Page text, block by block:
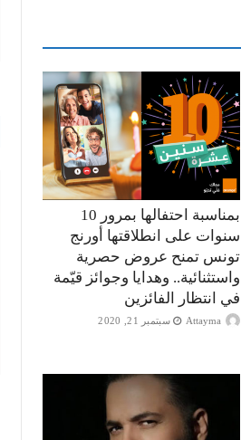
بمناسبة احتفالها بمرور 10
سنوات على انطلاقتها أورنج
تونس تمنح عروض حصرية
واستثنائية.. وهدايا وجوائز قيّمة
في انتظار الفائزين
Attayma سبتمبر 21, 2020